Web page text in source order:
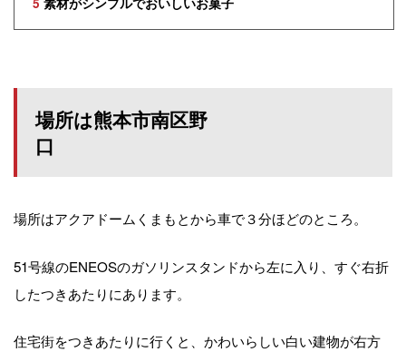
5 素材がシンプルでおいしいお菓子
場所は熊本市南区野
口
場所はアクアドームくまもとから車で３分ほどのところ。
51号線のENEOSのガソリンスタンドから左に入り、すぐ右折
したつきあたりにあります。
住宅街をつきあたりに行くと、かわいらしい白い建物が右方